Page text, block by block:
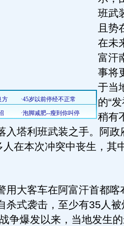
班武
且势
在未
富汗
事将
于当
的“
稍有
入塔利班武装之手。阿政
在本次冲突中丧生，其
大客车在阿富汗首都喀
杀式袭击，至少有35人
争爆发以来，当地发生